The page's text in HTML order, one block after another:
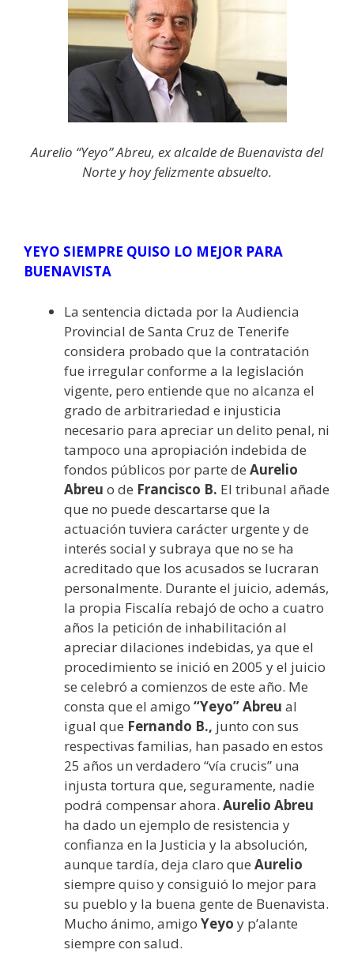
Aurelio “Yeyo” Abreu, ex alcalde de Buenavista del
Norte y hoy felizmente absuelto.
YEYO SIEMPRE QUISO LO MEJOR PARA
BUENAVISTA
La sentencia dictada por la Audiencia
Provincial de Santa Cruz de Tenerife
considera probado que la contratación
fue irregular conforme a la legislación
vigente, pero entiende que no alcanza el
grado de arbitrariedad e injusticia
necesario para apreciar un delito penal, ni
tampoco una apropiación indebida de
fondos públicos por parte de Aurelio
Abreu o de Francisco B. El tribunal añade
que no puede descartarse que la
actuación tuviera carácter urgente y de
interés social y subraya que no se ha
acreditado que los acusados se lucraran
personalmente. Durante el juicio, además,
la propia Fiscalía rebajó de ocho a cuatro
años la petición de inhabilitación al
apreciar dilaciones indebidas, ya que el
procedimiento se inició en 2005 y el juicio
se celebró a comienzos de este año. Me
consta que el amigo “Yeyo” Abreu al
igual que Fernando B., junto con sus
respectivas familias, han pasado en estos
25 años un verdadero “vía crucis” una
injusta tortura que, seguramente, nadie
podrá compensar ahora. Aurelio Abreu
ha dado un ejemplo de resistencia y
confianza en la Justicia y la absolución,
aunque tardía, deja claro que Aurelio
siempre quiso y consiguió lo mejor para
su pueblo y la buena gente de Buenavista.
Mucho ánimo, amigo Yeyo y p’alante
siempre con salud.